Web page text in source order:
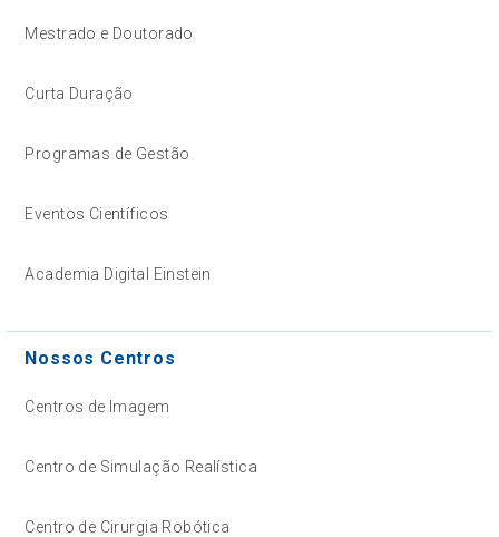
Mestrado e Doutorado
Curta Duração
Programas de Gestão
Eventos Científicos
Academia Digital Einstein
Nossos Centros
Centros de Imagem
Centro de Simulação Realística
Centro de Cirurgia Robótica